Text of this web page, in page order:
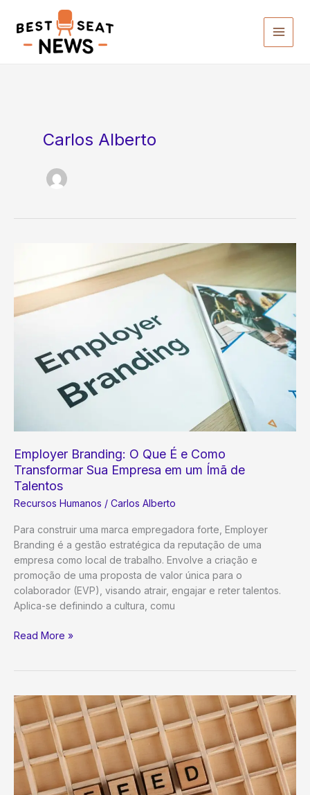
para
conteúdo
Carlos Alberto
Employer Branding: O Que É e Como
Transformar Sua Empresa em um Ímã de
Talentos
Recursos Humanos / Carlos Alberto
Para construir uma marca empregadora forte, Employer
Branding é a gestão estratégica da reputação de uma
empresa como local de trabalho. Envolve a criação e
promoção de uma proposta de valor única para o
colaborador (EVP), visando atrair, engajar e reter talentos.
Aplica-se definindo a cultura, comu
Employer
É
e
Como
Transformar
Sua
Empresa
Read More »